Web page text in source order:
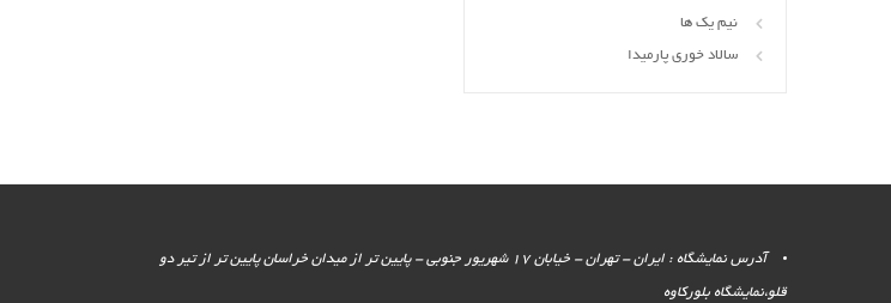
نیم یک ها
سالاد خوری پارمیدا
آدرس نمایشگاه : ایران - تهران - خیابان 17 شهریور جنوبی - پایین تر از میدان خراسان پایین تر از تیر دو
قلو،نمایشگاه بلورکاوه